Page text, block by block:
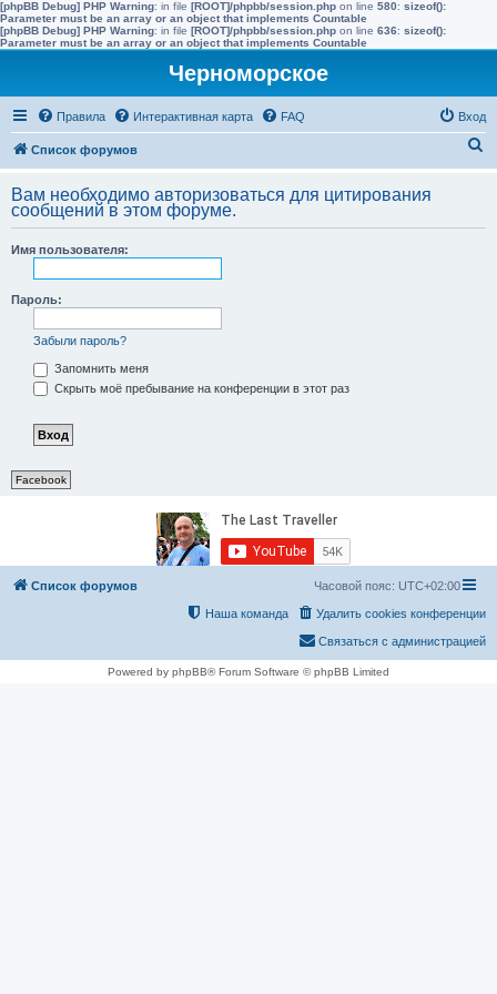
[phpBB Debug] PHP Warning: in file [ROOT]/phpbb/session.php on line 580: sizeof():
Parameter must be an array or an object that implements Countable
[phpBB Debug] PHP Warning: in file [ROOT]/phpbb/session.php on line 636: sizeof():
Parameter must be an array or an object that implements Countable
Черноморское
Правила Интерактивная карта FAQ Вход
Список форумов
с
Вам необходимо авторизоваться для цитирования
сообщений в этом форуме.
Имя пользователя:
Пароль:
Забыли пароль?
Запомнить меня
Скрыть моё пребывание на конференции в этот раз
Facebook
Список форумов Часовой пояс: UTC+02:00
Удалить cookies конференции
Наша команда
Связаться с администрацией
Powered by phpBB® Forum Software © phpBB Limited